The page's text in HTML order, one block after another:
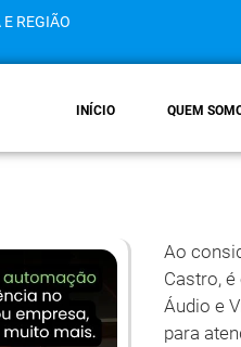
REGIÃO
INÍCIO QUEM
Ao
Castro,
Áudio e
para